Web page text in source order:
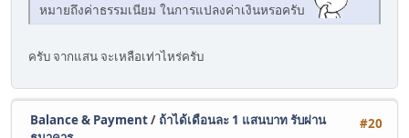
หมายถึงค่าธรรมเนียม ในการแปลงค่าเงินหรอครับ
ครับ จากแสน จะเหลือเท่าไหร่ครับ
#20
Balance & Payment/ ถ้าได้เดือนละ 1 แสนบาท รับผ่าน